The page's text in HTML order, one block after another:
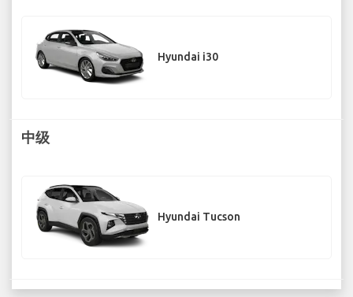
Hyundai i30
中级
Hyundai Tucson